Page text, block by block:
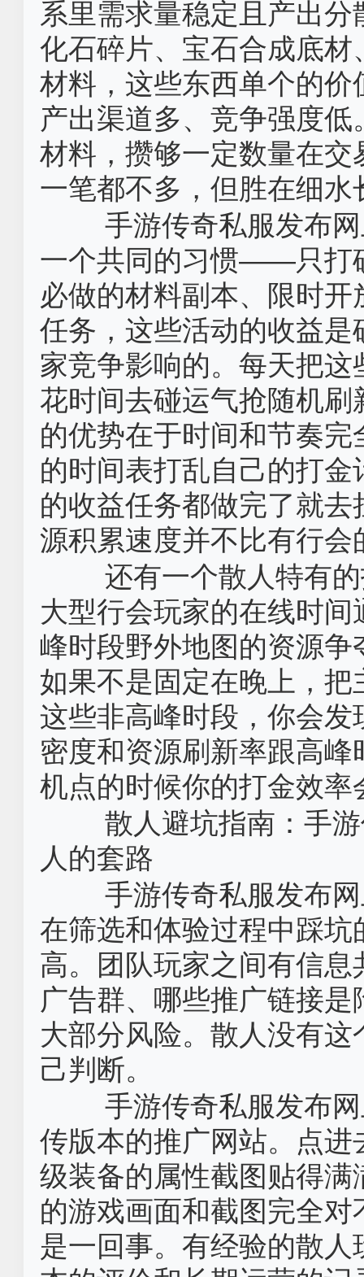
系里需求量稳定且产出
化石碎片、宝石合成底
材料，这些东西单个的
产出渠道多、竞争强度
材料，攒够一定数量在
一笔都不多，但胜在细水
手游传奇私服发布
一个共同的习惯——只打
必做的材料副本、限时
任务，这些活动的收益
家竞争影响的。每天把
花时间去碰运气抢随机
的优势在于时间和节奏
的时间表打乱自己的打
的收益任务都做完了就
源积累速度并不比有行会
还有一个散人特有
大型行会玩家的在线时
峰时段野外地图的资源
如果不是固定在晚上，
这些非高峰时段，你会
密度和资源刷新率跟高
机点的时候你的打金效
散人避坑指南：手
人的套路
手游传奇私服发布
在筛选和体验过程中踩
高。团队玩家之间有信
广告群、哪些推广链接
大部分风险。散人没有
己判断。
手游传奇私服发布
传版本的推广网站。点
级装备的属性截图贴得
的游戏画面和截图完全
是一回事。有经验的散